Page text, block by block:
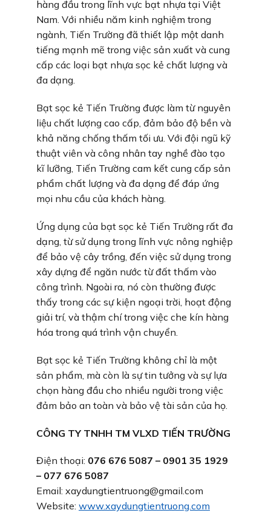
hàng đầu trong lĩnh vực bạt nhựa tại Việt
Nam. Với nhiều năm kinh nghiệm trong
ngành, Tiến Trường đã thiết lập một danh
tiếng mạnh mẽ trong việc sản xuất và cung
cấp các loại bạt nhựa sọc kẻ chất lượng và
đa dạng.
Bạt sọc kẻ Tiến Trường được làm từ nguyên
liệu chất lượng cao cấp, đảm bảo độ bền và
khả năng chống thấm tối ưu. Với đội ngũ kỹ
thuật viên và công nhân tay nghề đào tạo
kĩ lưỡng, Tiến Trường cam kết cung cấp sản
phẩm chất lượng và đa dạng để đáp ứng
mọi nhu cầu của khách hàng.
Ứng dụng của bạt sọc kẻ Tiến Trường rất đa
dạng, từ sử dụng trong lĩnh vực nông nghiệp
để bảo vệ cây trồng, đến việc sử dụng trong
xây dựng để ngăn nước từ đất thấm vào
công trình. Ngoài ra, nó còn thường được
thấy trong các sự kiện ngoại trời, hoạt động
giải trí, và thậm chí trong việc che kín hàng
hóa trong quá trình vận chuyển.
Bạt sọc kẻ Tiến Trường không chỉ là một
sản phẩm, mà còn là sự tin tưởng và sự lựa
chọn hàng đầu cho nhiều người trong việc
đảm bảo an toàn và bảo vệ tài sản của họ.
CÔNG TY TNHH TM VLXD TIẾN TRƯỜNG
Điện thoại: 076 676 5087 – 0901 35 1929
– 077 676 5087
Email: xaydungtientruong@gmail.com
Website: www.xaydungtientruong.com